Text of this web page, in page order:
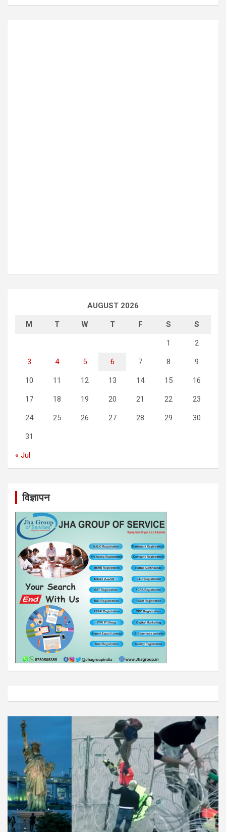
AUGUST 2026
M T W T F S S
1 2
3 4 5 6 7 8 9
10 11 12 13 14 15 16
17 18 19 20 21 22 23
24 25 26 27 28 29 30
31
« Jul
विज्ञापन